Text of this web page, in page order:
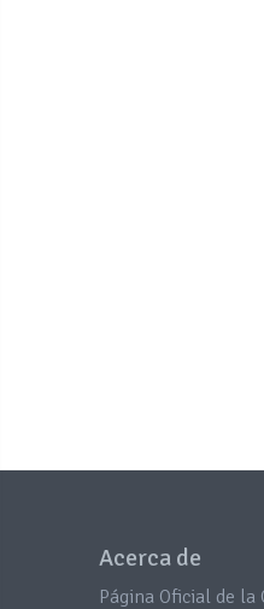
Acerca de
Página Oficial de la